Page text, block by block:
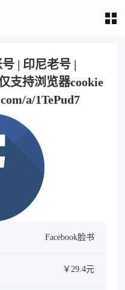
| 印尼老号 |
支持浏览器cookie
a/1TePud7
Facebook脸书
￥29.4元